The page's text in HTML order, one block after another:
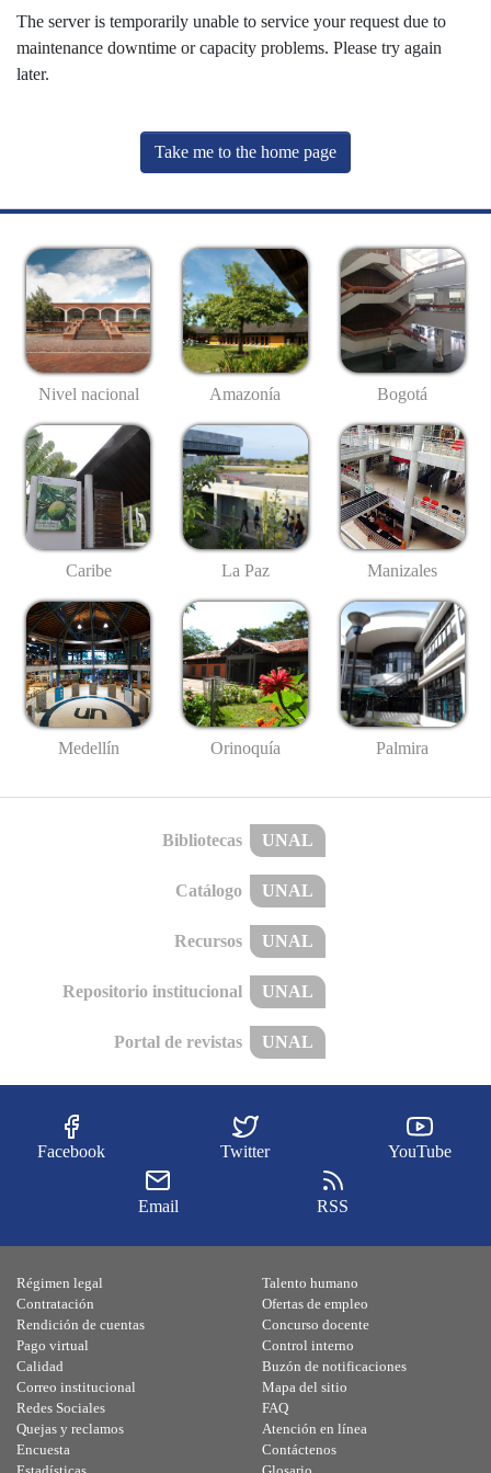
The server is temporarily unable to service your request due to
maintenance downtime or capacity problems. Please try again
later.
Take me to the home page
Nivel nacional Amazonía Bogotá
Caribe La Paz Manizales
Medellín Orinoquía Palmira
Bibliotecas UNAL
Catálogo UNAL
Recursos UNAL
Repositorio institucional UNAL
Portal de revistas UNAL
Facebook Twitter YouTube
Email RSS
Régimen legal
Contratación
Rendición de cuentas
Pago virtual
Calidad
Talento humano
Ofertas de empleo
Concurso docente
Control interno
Buzón de notificaciones
Correo institucional
Redes Sociales
Quejas y reclamos
Encuesta
Mapa del sitio
FAQ
Atención en línea
Contáctenos